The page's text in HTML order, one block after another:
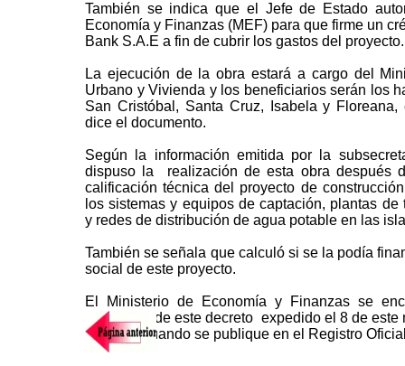
También se indica que el Jefe de Estado
Economía y Finanzas (MEF) para que firme un
Bank S.A.E a fin de cubrir los gastos del proyecto.
La ejecución de la obra estará a cargo del
Urbano y Vivienda y los beneficiarios serán los
San Cristóbal, Santa Cruz, Isabela y
dice el documento.
Según la información emitida por la
dispuso la realización de esta obra después
calificación técnica del proyecto de
los sistemas y equipos de captación, plantas de
y redes de distribución de agua potable en las
También se señala que calculó si se la podía
social de este proyecto.
El Ministerio de Economía y Finanzas se
aplicación de este decreto expedido el 8 de este
vigencia cuando se publique en el Registro